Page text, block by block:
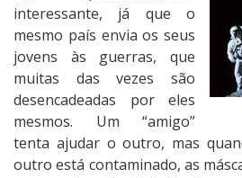
interessante, já que o
mesmo país envia os seus
jovens às guerras, que
muitas das vezes são
desencadeadas por eles
mesmos. Um “amigo”
tenta ajudar o outro, mas
outro está contaminado, as